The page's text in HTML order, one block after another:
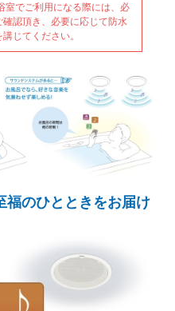
室でご利用になる際には、必
認頂き、必要に応じて防水
じてください。
福のひとときをお届け